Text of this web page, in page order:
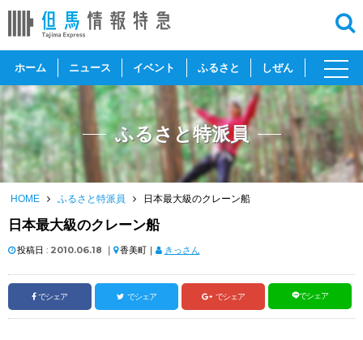
ホーム ニュース イベント ふるさと しぜん
toggle
ふるさと特派員
HOME ふるさと特派員 日本最大級のクレーン船
日本最大級のクレーン船
投稿日 : 2010.06.18 ｜ 香美町｜ きっさん
でシェア でシェア でシェア でシェア